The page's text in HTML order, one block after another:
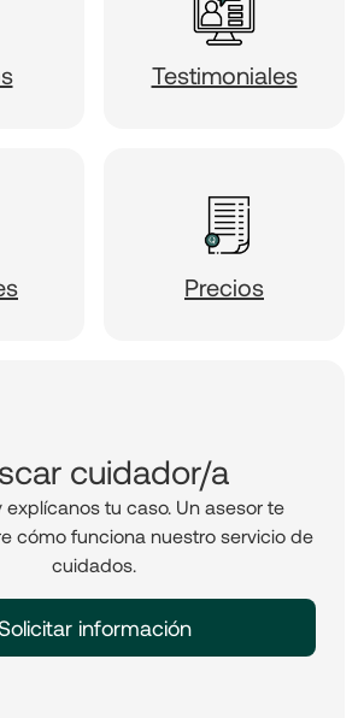
Testimoniales
Precios
cuidador/a
explícanos tu caso. Un asesor te
cómo funciona nuestro servicio de
cuidados.
información